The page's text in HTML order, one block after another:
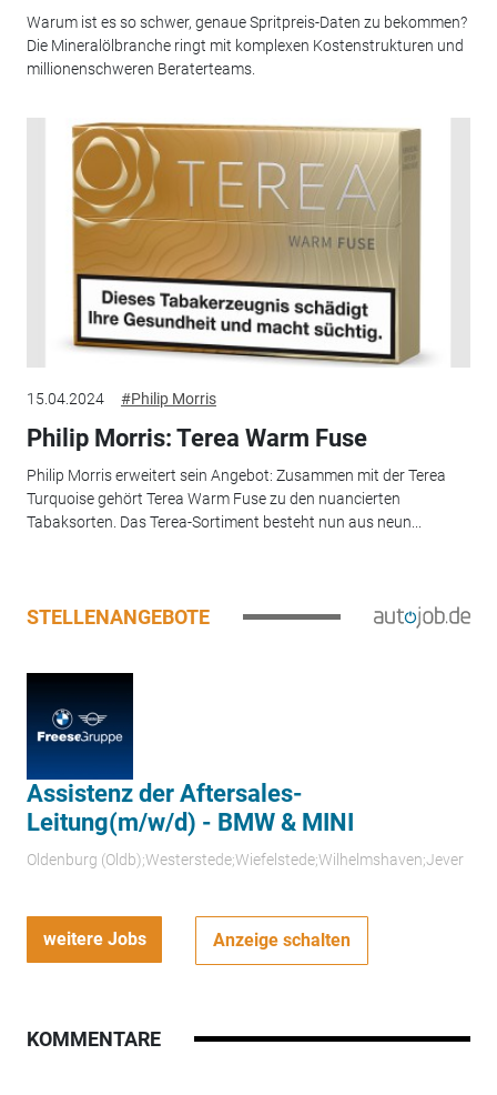
Warum ist es so schwer, genaue Spritpreis-Daten zu bekommen?
Die Mineralölbranche ringt mit komplexen Kostenstrukturen und
millionenschweren Beraterteams.
15.04.2024 #Philip Morris
Philip Morris: Terea Warm Fuse
Philip Morris erweitert sein Angebot: Zusammen mit der Terea
Turquoise gehört Terea Warm Fuse zu den nuancierten
Tabaksorten. Das Terea-Sortiment besteht nun aus neun...
STELLENANGEBOTE
Assistenz der Aftersales-
Leitung(m/w/d) - BMW & MINI
Oldenburg (Oldb);Westerstede;Wiefelstede;Wilhelmshaven;Jever
weitere Jobs Anzeige schalten
KOMMENTARE